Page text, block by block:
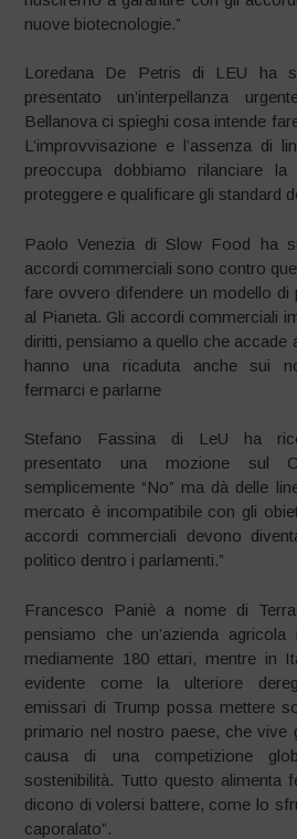
nuove biotecnologie.”
Loredana De Petris di LEU ha
presentato un’interpellanza
Bellanova ci spieghi cosa intende
L’improvvisazione e l’assenza di
preoccupa dobbiamo rilanciare
proteggere e qualificare gli standard
Paolo Venezia di Slow Food ha
accordi commerciali sono contro
fare ovvero difendere un modello di
al Pianeta. Gli accordi commerciali
diritti, pensiamo a quello che accade
hanno una ricaduta anche sui
fermarci e parlarne
Stefano Fassina di LeU ha
presentato una mozione sul
semplicemente “No” ma dà delle
mercato è incompatibile con gli
accordi commerciali devono
politico dentro i parlamenti.”
Francesco Paniè a nome di
pensiamo che un’azienda
mediamente 180 ettari, mentre in
evidente come la ulteriore
emissari di Trump possa mettere
primario nel nostro paese, che vive
causa di una competizione
sostenibilità. Tutto questo alimenta
dicono di volersi battere, come lo
caporalato”.